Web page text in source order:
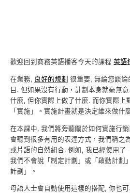
歡迎回到商務英語播客今天的課程英語
在業務, 良好的規劃 很重要, 無論您談
目. 但如果沒有行動，計劃本身就毫無
什麼, 但你實際上做了什麼. 而你實際上
「實施」。實施計畫就是決定誰來做什
在本課中, 我們將旁聽關於如何實施行
會聽到很多有用的表達方式，我們稱之
或片語的自然組合. 例如, 我已經使用了
我們不會說「制定計劃」或「啟動計劃
計劃」。
母語人士會自動使用這樣的搭配, 你也